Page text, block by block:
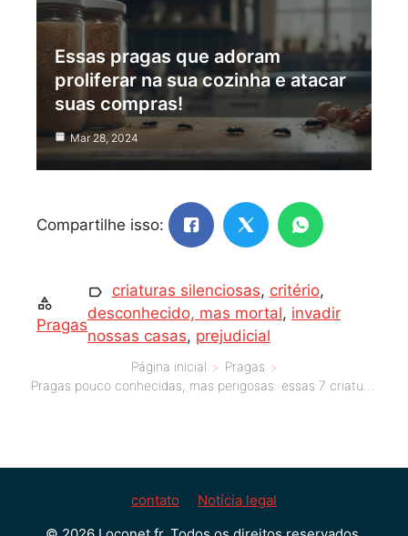
Essas pragas que adoram
proliferar na sua cozinha e atacar
suas compras!
Mar 28, 2024
Compartilhe isso:
Pragas
criaturas silenciosas, critério,
desconhecido, mas mortal, invadir
nossas casas, prejudicial
Página inicial
Pragas
contato
Notícia legal